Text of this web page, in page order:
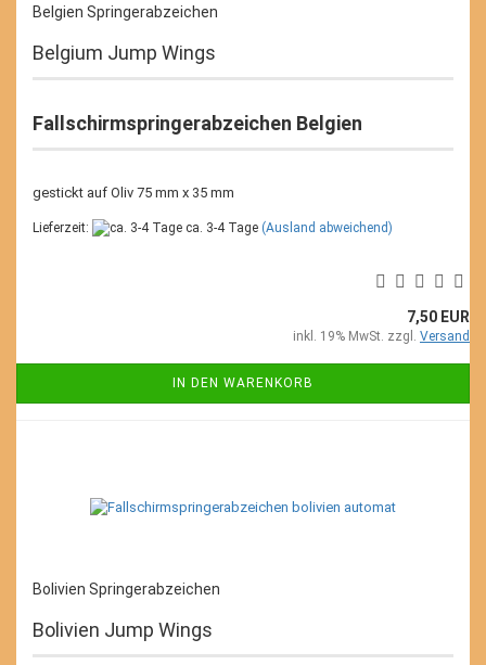
Belgien Springerabzeichen
Belgium Jump Wings
Fallschirmspringerabzeichen Belgien
gestickt auf Oliv 75 mm x 35 mm
Lieferzeit: ca. 3-4 Tage (Ausland abweichend)
7,50 EUR
inkl. 19% MwSt. zzgl. Versand
IN DEN WARENKORB
Bolivien Springerabzeichen
Bolivien Jump Wings